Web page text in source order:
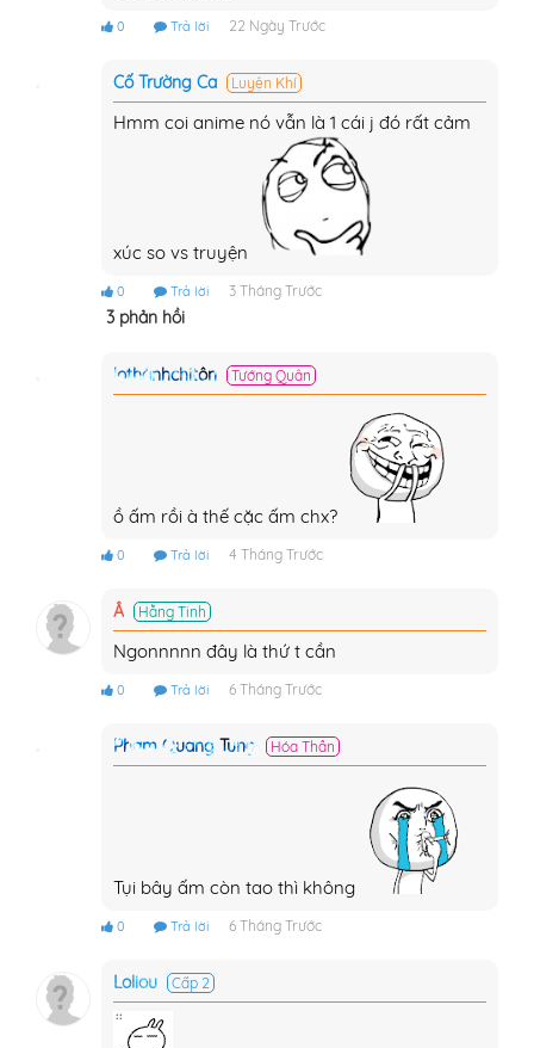
0 Trả lời 22 Ngày Trước
Cố Trường Ca Luyện Khí
Hmm coi anime nó vẫn là 1 cái j đó rất cảm
xúc so vs truyện
0 Trả lời 3 Tháng Trước
3 phản hồi
lọthánhchítôn Tướng Quân
ồ ấm rồi à thế cặc ấm chx?
0 Trả lời 4 Tháng Trước
Â Hằng Tinh
Ngonnnnn đây là thứ t cần
0 Trả lời 6 Tháng Trước
Pham Quang Tung Hóa Thần
Tụi bây ấm còn tao thì không
0 Trả lời 6 Tháng Trước
Loliou Cấp 2